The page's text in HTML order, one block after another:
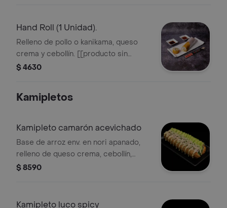
Hand Roll (1 Unidad).
Relleno de pollo o kanikama, queso
crema y cebollín. [[producto sin
opción de agregar o cambiar sus
$ 4630
Kamipletos
Kamipleto camarón acevichado
Base de arroz env. en nori apanado,
relleno de queso crema, cebollín,
camarón, palta y salsa acevichada.
$ 8590
Kamipleto luco spicy